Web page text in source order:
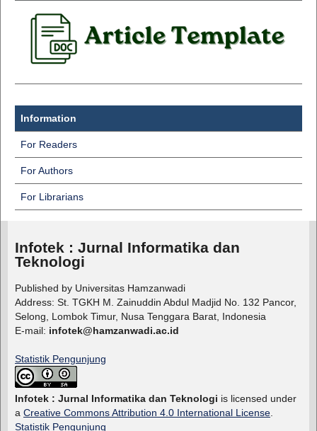
Information
For Readers
For Authors
For Librarians
Infotek : Jurnal Informatika dan
Teknologi
Published by Universitas Hamzanwadi
Address: St. TGKH M. Zainuddin Abdul Madjid No. 132 Pancor,
Selong, Lombok Timur, Nusa Tenggara Barat, Indonesia
E-mail: infotek@hamzanwadi.ac.id
Statistik Pengunjung
Infotek : Jurnal Informatika dan Teknologi is licensed under
a Creative Commons Attribution 4.0 International License.
Statistik Pengunjung